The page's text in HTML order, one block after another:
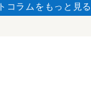
コラムをもっと見る